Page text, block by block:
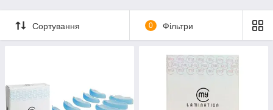
Сортування 0 Фільтри